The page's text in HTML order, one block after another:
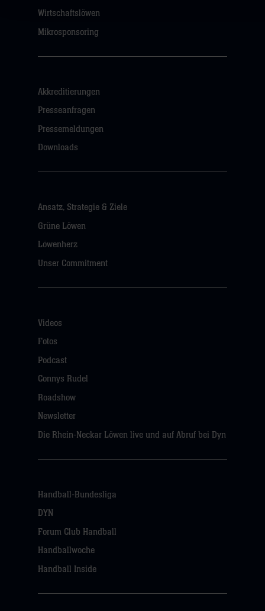
Wirtschaftslöwen
Mikrosponsoring
Akkreditierungen
Presseanfragen
Pressemeldungen
Downloads
Ansatz, Strategie & Ziele
Grüne Löwen
Löwenherz
Unser Commitment
Videos
Fotos
Podcast
Connys Rudel
Roadshow
Newsletter
Die Rhein-Neckar Löwen live und auf Abruf bei Dyn
Handball-Bundesliga
DYN
Forum Club Handball
Handballwoche
Handball Inside